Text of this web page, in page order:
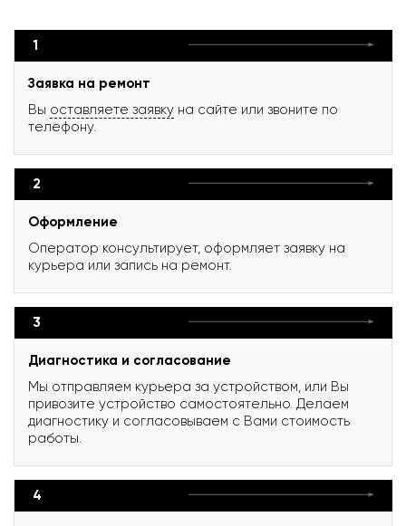
1
Заявка на ремонт
Вы оставляете заявку на сайте или звоните по
телефону.
2
Оформление
Оператор консультирует, оформляет заявку на
курьера или запись на ремонт.
3
Диагностика и согласование
Мы отправляем курьера за устройством, или Вы
привозите устройство самостоятельно. Делаем
диагностику и согласовываем с Вами стоимость
работы.
4